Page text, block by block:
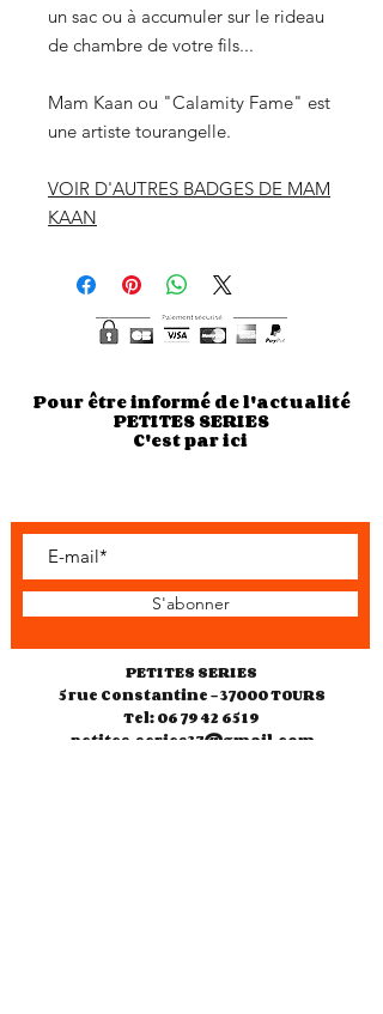
un sac ou à accumuler sur le rideau
de chambre de votre fils...
Mam Kaan ou "Calamity Fame" est
une artiste tourangelle.
VOIR D'AUTRES BADGES DE MAM
KAAN
Pour être informé de l'actualité
PETITES SERIES
C'est par ici
S'abonner
PETITES SERIES
5 rue Constantine - 37000 TOURS
Tel: 06 79 42 65 19
petites.series37@gmail.com